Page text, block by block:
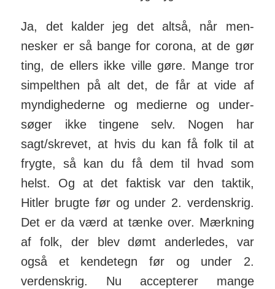
Ja, det kalder jeg det altså, når men­
nesker er så bange for corona, at de gør
ting, de ellers ikke ville gøre. Mange tror
sim­pelthen på alt det, de får at vide af
myn­dig­he­derne og me­dierne og under­
søger ikke tingene selv. Nogen har
sagt/skrevet, at hvis du kan få folk til at
frygte, så kan du få dem til hvad som
helst. Og at det faktisk var den taktik,
Hitler brugte før og under 2. ver­dens­krig.
Det er da værd at tænke over. Mærkning
af folk, der blev dømt anderledes, var
også et kendetegn før og under 2.
verdenskrig. Nu accepterer mange